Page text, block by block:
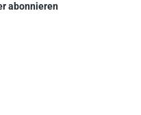
abonnieren